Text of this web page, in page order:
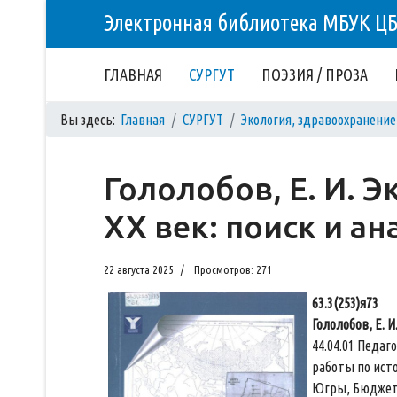
Электронная библиотека МБУК
ГЛАВНАЯ СУРГУТ ПОЭЗИЯ / ПРОЗА
Вы здесь: Главная СУРГУТ Экология, здравоохранение
Гололобов, Е. И.
XX век: поиск и
22 августа 2025 Просмотров: 271
63.3(253)я73
Гололобов, Е.
44.04.01
работы по
Югры, Бюджет.